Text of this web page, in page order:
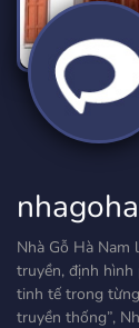
Nhà Gỗ Hà Nam
truyền, định hình
tinh tế trong
truyền thống”,